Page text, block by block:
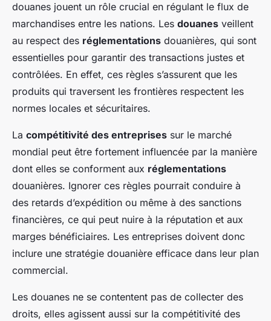
douanes jouent un rôle crucial en régulant le flux de
marchandises entre les nations. Les douanes veillent
au respect des réglementations douanières, qui sont
essentielles pour garantir des transactions justes et
contrôlées. En effet, ces règles s’assurent que les
produits qui traversent les frontières respectent les
normes locales et sécuritaires.
La compétitivité des entreprises sur le marché
mondial peut être fortement influencée par la manière
dont elles se conforment aux réglementations
douanières. Ignorer ces règles pourrait conduire à
des retards d’expédition ou même à des sanctions
financières, ce qui peut nuire à la réputation et aux
marges bénéficiaires. Les entreprises doivent donc
inclure une stratégie douanière efficace dans leur plan
commercial.
Les douanes ne se contentent pas de collecter des
droits, elles agissent aussi sur la compétitivité des